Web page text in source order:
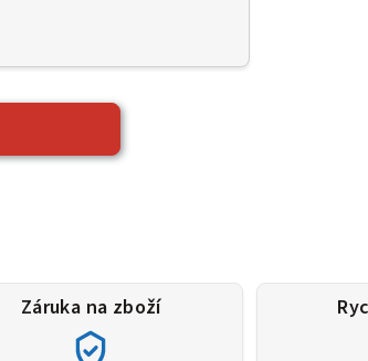
Záruka na zboží